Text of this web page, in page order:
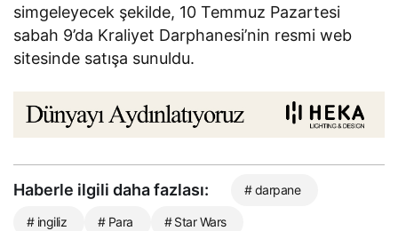
simgeleyecek şekilde, 10 Temmuz Pazartesi
sabah 9’da Kraliyet Darphanesi’nin resmi web
sitesinde satışa sunuldu.
Haberle ilgili daha fazlası: # darpane
# ingiliz # Para # Star Wars